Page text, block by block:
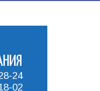
24
02